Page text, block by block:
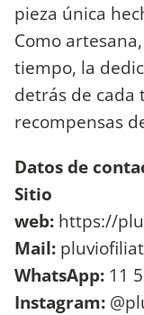
pieza única
Como
tiempo, la
detrás de cada
recompensas
Datos de
Sitio
web: https://
Mail:
WhatsApp: 11
Instagram: